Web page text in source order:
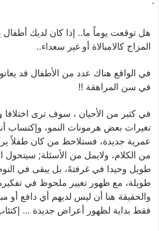
هل توقعت يوماً ما.. إذا كان لديك أطفال
المزاج كالامبالاة أو غير سعداء..
في الواقع هناك عدد من الأطفال قد
في سن المراهقة !!
في كثير من الأحيان ، سوف ترى اختلافا
تغيرات بعض هرمونات النمو، وإكتساب
عمرية جديدة، فستلاحظ من كان طفلاً
من الكلام، ولايمل من الأسئلة; سيتحول
طويل وحيدا في غرفتهً، بل يبقى في
طويلة، مع ظهور تغيير ملحوظ في
والحقيقة هنا أن ليس لديهم أي دافع أو
فقط بداية لظهور أعراض جديدة …